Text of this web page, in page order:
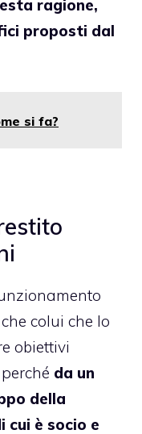
ragione,
proposti dal
si fa?
colui che lo
obiettivi
da un
della
cui è socio e